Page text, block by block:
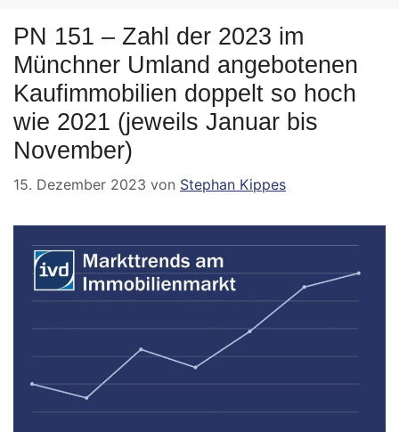
PN 151 – Zahl der 2023 im
Münchner Umland angebotenen
Kaufimmobilien doppelt so hoch
wie 2021 (jeweils Januar bis
November)
15. Dezember 2023 von Stephan Kippes